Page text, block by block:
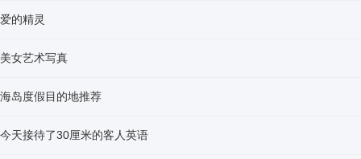
爱的精灵
美女艺术写真
海岛度假目的地推荐
今天接待了30厘米的客人英语